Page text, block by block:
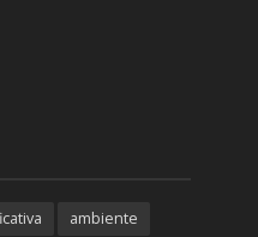
ambiente